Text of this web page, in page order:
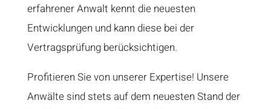
erfahrener Anwalt kennt die neuesten
Entwicklungen und kann diese bei der
Vertragsprüfung berücksichtigen.
Profitieren Sie von unserer Expertise! Unsere
Anwälte sind stets auf dem neuesten Stand der